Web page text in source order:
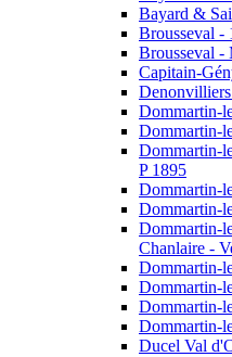
Bayard &
Brousseval -
Brousseval -
Capitain-
Dommartin-
Dommartin-
Dommartin-
P 1895
Dommartin-
Dommartin-
Dommartin-
Chanlaire -
Dommartin-
Dommartin-
Dommartin-
Dommartin-
Ducel Val